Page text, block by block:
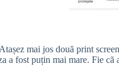
mai jos două print
a fost puțin mai mare. Fie că